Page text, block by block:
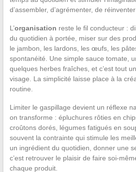
d’assembler, d’agrémenter, de
L’organisation reste le fil conducteur :
du quotidien à portée, miser sur des
le jambon, les lardons, les œufs, les
spontanéité. Une simple sauce tomate,
quelques herbes fraîches, et c’est tout
visage. La simplicité laisse place à la
routine.
Limiter le gaspillage devient un réflexe
on transforme : épluchures rôties en
croûtons dorés, légumes fatigués en
souvent la contrainte qui stimule les
un ingrédient du quotidien, donner une
c’est retrouver le plaisir de faire soi-
chaque produit.